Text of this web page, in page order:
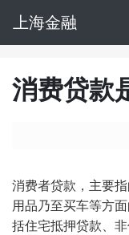
上海金融
消费贷款
消费者贷款，主要
用品乃至买车等方
括住宅抵押贷款、